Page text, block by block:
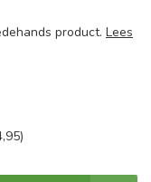
product. Lees